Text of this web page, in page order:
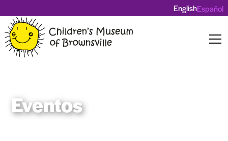
EnglishEspañol
Eventos